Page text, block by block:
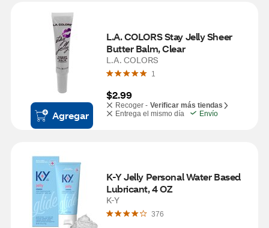
Agregar
L.A. COLORS Stay Jelly Sheer
Butter Balm, Clear
L.A. COLORS
1
$2.99
Recoger - Verificar más tiendas
Entrega el mismo día
Envío
K-Y Jelly Personal Water Based
Lubricant, 4 OZ
K-Y
376